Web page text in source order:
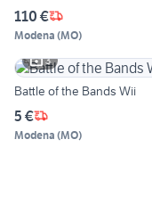
110 €
Modena (MO)
3
Battle of the Bands Wii
5 €
Modena (MO)